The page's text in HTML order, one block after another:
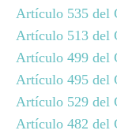
Artículo 535 del
Artículo 513 del
Artículo 499 del
Artículo 495 del
Artículo 529 del
Artículo 482 del